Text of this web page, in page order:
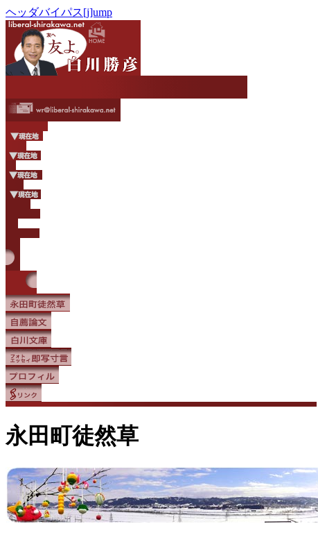
ヘッダバイパス[j]ump
永田町徒然草